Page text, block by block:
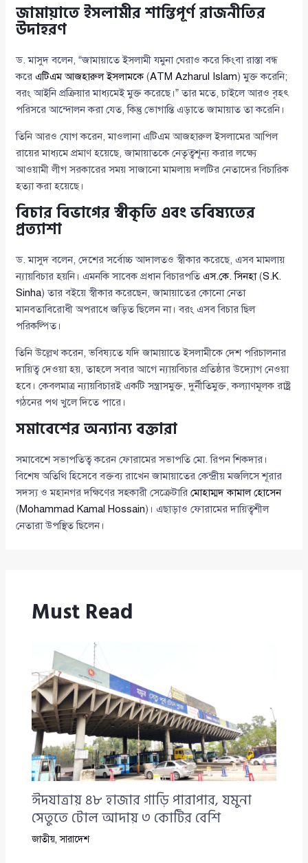
জামায়াতে ইসলামীর শান্তিপূর্ণ রাজনীতির
উদাহরণ
ড. মাসুদ বলেন, “জামায়াতে ইসলামী যমুনা ঘেরাও করে কিংবা রাস্তা বন্ধ
করেএটিএম আজহারুল ইসলামকে(ATM Azharul Islam) মুক্ত করেনি;
বরং আইনি প্রক্রিয়ার মাধ্যমেই মুক্ত করেছে।” তার মতে, চাইলে আরও বৃহৎ
পরিসরে আন্দোলন করা যেত, কিন্তু ভোগান্তি এড়াতে জামায়াত তা করেনি।
তিনি আরও যোগ করেন, মাওলানা এটিএম আজহারুল ইসলামের আপিল
রায়ের মাধ্যমে প্রমাণ হয়েছে, জামায়াতকে নেতৃত্বশূন্য করার লক্ষ্যে
আওয়ামী লীগ সরকারের সময় সাজানো মামলায় দলটির নেতাদের বিচারিক
হত্যা করা হয়েছে।
বিচার বিভাগের স্বীকৃতি এবং ভবিষ্যতের
প্রত্যাশা
ড. মাসুদ বলেন, দেশের সর্বোচ্চ আদালতও স্বীকার করেছে, এসব মামলায়
ন্যায়বিচার হয়নি। এমনকি সাবেক প্রধান বিচারপতিএস.কে. সিনহা(S.K.
Sinha) তার বইয়ে স্বীকার করেছেন, জামায়াতের কোনো নেতা
মানবতাবিরোধী অপরাধে জড়িত ছিলেন না। বরং এসব বিচার ছিল
পরিকল্পিত।
তিনি উল্লেখ করেন, ভবিষ্যতে যদি জামায়াতে ইসলামীকে দেশ পরিচালনার
দায়িত্ব দেওয়া হয়, তাহলে সবার আগে ন্যায়বিচার প্রতিষ্ঠার উদ্যোগ নেওয়া
হবে। কেবলমাত্র ন্যায়বিচারই একটি সন্ত্রাসমুক্ত, দুর্নীতিমুক্ত, কল্যাণমূলক রাষ্ট্র
গঠনের পথ খুলে দিতে পারে।
সমাবেশের অন্যান্য বক্তারা
সমাবেশে সভাপতিত্ব করেন ফোরামের সভাপতি মো. রিপন শিকদার।
বিশেষ অতিথি হিসেবে বক্তব্য রাখেন জামায়াতের কেন্দ্রীয় মজলিসে শূরার
সদস্য ও মহানগর দক্ষিণের সহকারী সেক্রেটারিমোহাম্মদ কামাল হোসেন
(Mohammad Kamal Hossain)। এছাড়াও ফোরামের দায়িত্বশীল
নেতারা উপস্থিত ছিলেন।
Must Read
ঈদযাত্রায় ৪৮ হাজার গাড়ি পারাপার, যমুনা
সেতুতে টোল আদায় ৩ কোটির বেশি
জাতীয়,সারাদেশ